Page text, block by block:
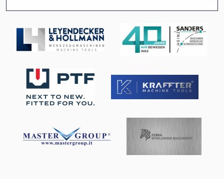
الکتریکی زنجیره ای بالا بردن 250 کیلوگرم
تخت نوع همزن
دستگاه زمین خسته کننده
رقص بازو مفصل گردنده
زیر بشکهای جرثقیل
ماشین معاون 200 Mm